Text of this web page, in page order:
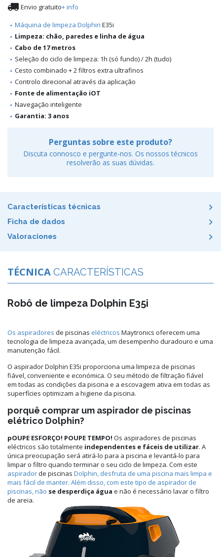
 Envio gratuito+ info
Máquina de limpeza Dolphin E35i
Limpeza: chão, paredes e linha de água
Cabo de 17 metros
Seleção do ciclo de limpeza: 1h (só fundo) / 2h (tudo)
Cesto combinado + 2 filtros extra ultrafinos
Controlo direcional através da aplicação
Fonte de alimentação iOT
Navegação inteligente
Garantia: 3 anos
Perguntas sobre este produto?
Discuta connosco e pergunte-nos. Os nossos técnicos
resolverão as suas dúvidas.
Características técnicas
Ficha de dados
Valoraciones
TÉCNICA CARACTERÍSTICAS
Robô de limpeza Dolphin E35i
Os aspiradores de piscinas eléctricos Maytronics oferecem uma
tecnologia de limpeza avançada, um desempenho duradouro e uma
manutenção fácil.
O aspirador Dolphin E35i proporciona uma limpeza de piscinas
fiável, conveniente e económica. O seu método de filtração fiável
em todas as condições da piscina e a escovagem ativa em todas as
superfícies optimizam a higiene da piscina.
porquê comprar um aspirador de piscinas
elétrico Dolphin?
pOUPE ESFORÇO! POUPE TEMPO! Os aspiradores de piscinas
eléctricos são totalmente independentes e fáceis de utilizar. A
única preocupação será atirá-lo para a piscina e levantá-lo para
limpar o filtro quando terminar o seu ciclo de limpeza. Com este
aspiradorde piscinas Dolphin, desfruta de uma piscina mais limpa e
mais fácil de manter. Além disso, com este tipo de aspirador de
piscinas, não se desperdiça água e não é necessário lavar o filtro
de areia.